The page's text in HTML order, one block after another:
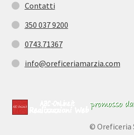
Contatti
350 037 9200
0743.71367
info@oreficeriamarzia.com
© Oreficeria